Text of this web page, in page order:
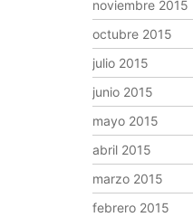
noviembre 2015
octubre 2015
julio 2015
junio 2015
mayo 2015
abril 2015
marzo 2015
febrero 2015